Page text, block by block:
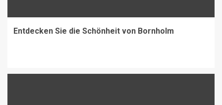
Entdecken Sie die Schönheit von Bornholm